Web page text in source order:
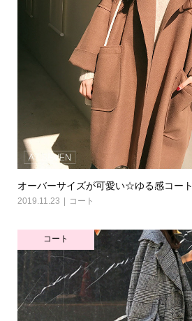
オーバーサイズが可愛い☆ゆる感コート
2019.11.23 コート
コート